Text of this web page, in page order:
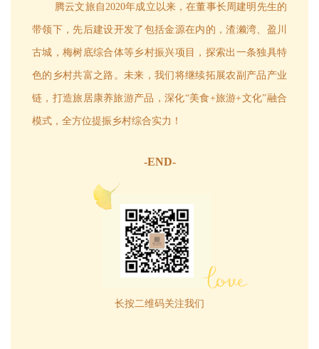
腾云文旅自2020年成立以来，在董事长周建明先生的
带领下，先后建设开发了包括金源在内的，渣濑湾、盈川
古城，梅树底综合体等乡村振兴项目，探索出一条独具特
色的乡村共富之路。未来，我们将继续拓展农副产品产业
链，打造旅居康养旅游产品，深化“美食+旅游+文化”融合
模式，全方位提振乡村综合实力！
-END-
长按二维码关注我们